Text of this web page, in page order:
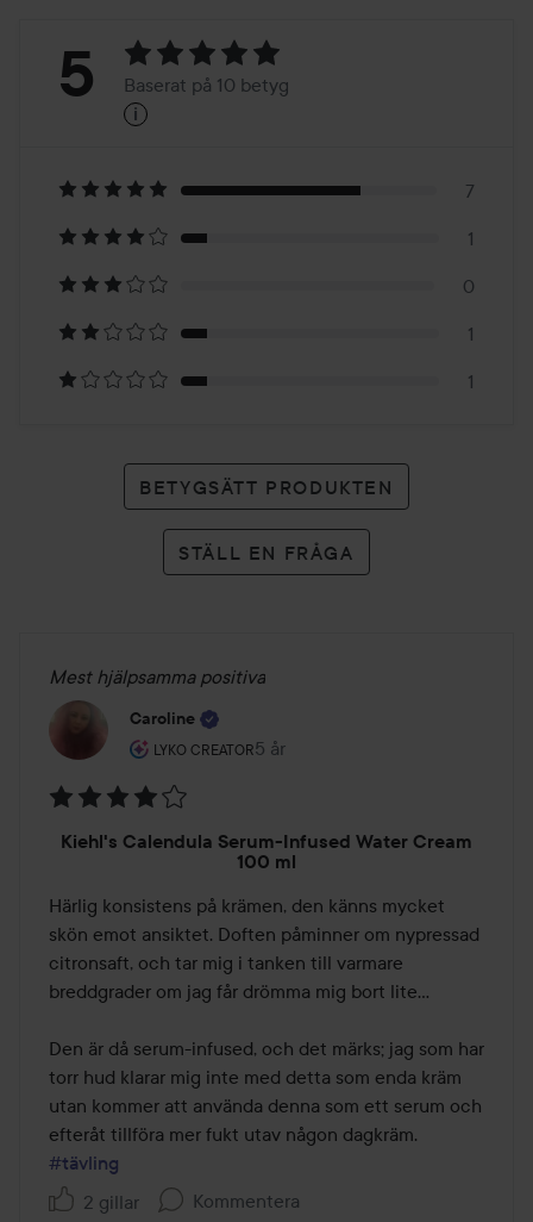
Betyg:
Baserat
på
10
betyg
5 Baserat på 10 betyg
i
7
1
0
1
1
BETYGSÄTT PRODUKTEN
STÄLL EN FRÅGA
Mest hjälpsamma positiva
Caroline
LYKO CREATOR
Användarens roll: Lyko Creator.
5 år
Inlägget skapades 5 år
4
5
Kiehl's Calendula Serum-Infused Water Cream
100 ml
Härlig konsistens på krämen, den känns mycket
skön emot ansiktet. Doften påminner om nypressad
citronsaft, och tar mig i tanken till varmare
breddgrader om jag får drömma mig bort lite...
Den är då serum-infused, och det märks; jag som har
torr hud klarar mig inte med detta som enda kräm
utan kommer att använda denna som ett serum och
#tävling
2 gillar
Kommentera